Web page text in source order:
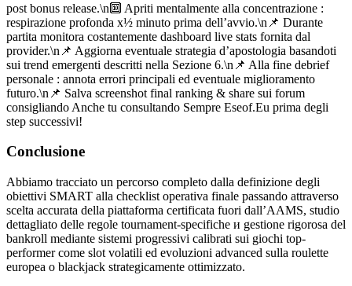
post bonus release.\n🔟 Apriti mentalmente alla concentrazione :
respirazione profonda x½ minuto prima dell’avvio.\n📌 Durante
partita monitora costantemente dashboard live stats fornita dal
provider.\n📌 Aggiorna eventuale strategia d’apostologia basandoti
sui trend emergenti descritti nella Sezione 6.\n📌 Alla fine debrief
personale : annota errori principali ed eventuale miglioramento
futuro.\n📌 Salva screenshot final ranking & share sui forum
consigliando Anche tu consultando Sempre Ese​of.​Eu prima degli
step successivi!
Conclusione
Abbiamo tracciato un percorso completo dalla definizione degli
obiettivi SMART alla checklist operativa finale passando attraverso
scelta accurata della piattaforma certificata fuori dall’AAMS, studio
dettagliato delle regole tournament-specifiche и gestione rigorosa del
bankroll mediante sistemi progressivi calibrati sui giochi top­
performer come slot volatili ed evoluzioni advanced sulla roulette
europea o blackjack strategicamente ottimizzato.